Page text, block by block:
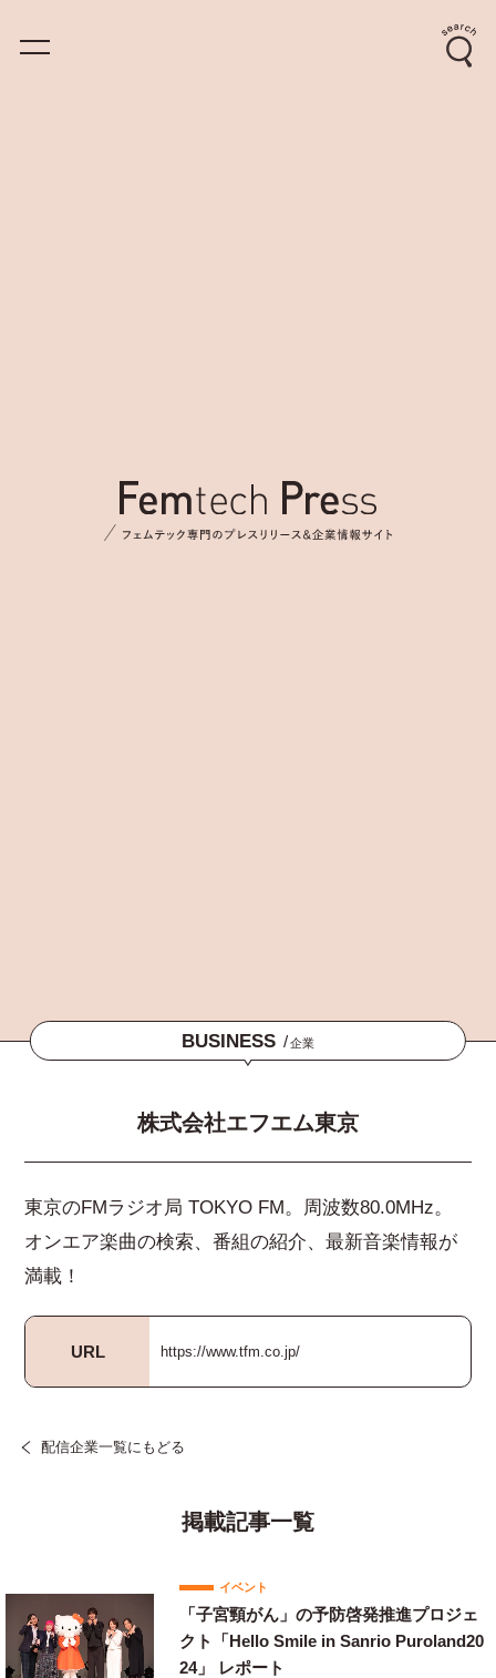
BUSINESS /企業
株式会社エフエム東京
東京のFMラジオ局 TOKYO FM。周波数80.0MHz。
オンエア楽曲の検索、番組の紹介、最新音楽情報が
満載！
URL https://www.tfm.co.jp/
配信企業一覧にもどる
掲載記事一覧
イベント
「子宮頸がん」の予防啓発推進プロジェ
クト「Hello Smile in Sanrio Puroland20
24」 レポート